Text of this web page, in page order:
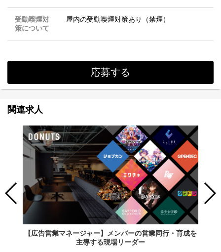
受動喫煙対
策について
屋内の受動喫煙対策あり（禁煙）
応募する
関連求人
【広告営業マネージャー】メンバーの営業同行・育成を
主導する現場リーダー